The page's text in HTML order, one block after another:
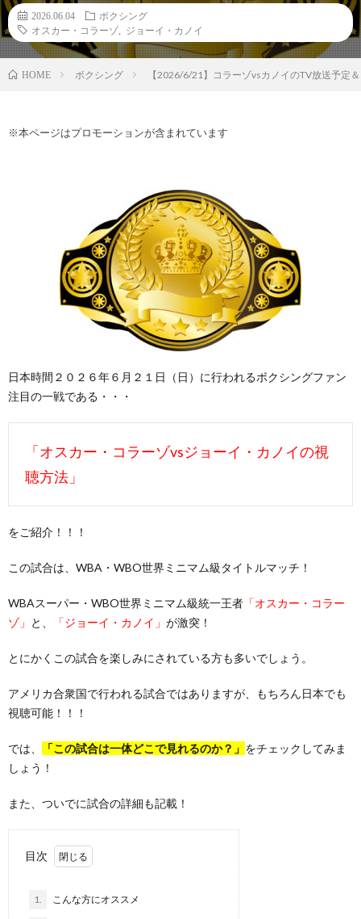
2026.06.04
ボクシング
オスカー・コラーゾ
ジョーイ・カノイ
HOME ボクシング 【2026/6/21】コラーゾvsカノイのTV放送予定
※本ページはプロモーションが含まれています
日本時間２０２６年６月２１日（日）に行われるボクシングファン
注目の一戦である・・・
「オスカー・コラーゾvsジョーイ・カノイの視
聴方法」
をご紹介！！！
この試合は、WBA・WBO世界ミニマム級タイトルマッチ！
WBAスーパー・WBO世界ミニマム級統一王者 「オスカー・コラー
ゾ」 と、 「ジョーイ・カノイ」 が激突！
とにかくこの試合を楽しみにされている方も多いでしょう。
アメリカ合衆国で行われる試合ではありますが、もちろん日本でも
視聴可能！！！
では、 「この試合は一体どこで見れるのか？」 をチェックしてみま
しょう！
また、ついでに試合の詳細も記載！
目次
1. こんな方にオススメ